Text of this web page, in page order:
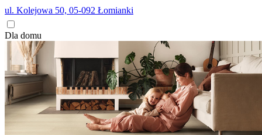
ul. Kolejowa 50, 05-092 Łomianki
Dla domu